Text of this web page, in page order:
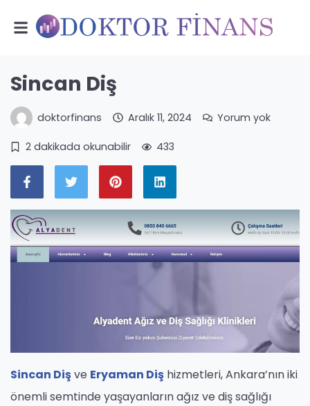
Sincan Diş
doktorfinans Aralık 11, 2024 Yorum yok
2 dakikada okunabilir 433
Sincan Dişve Eryaman Diş hizmetleri, Ankara’nın iki
önemli semtinde yaşayanların ağız ve diş sağlığı